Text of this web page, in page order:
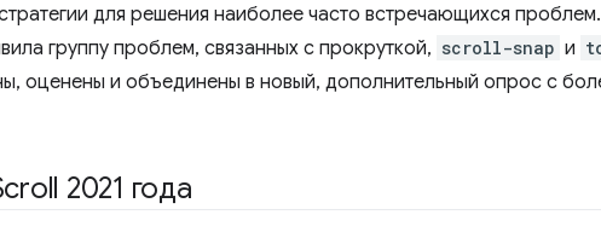
для решения наиболее часто встречающихся
группу проблем, связанных с прокруткой, scroll-snap и
оценены и объединены в новый, дополнительный опрос с
2021 года